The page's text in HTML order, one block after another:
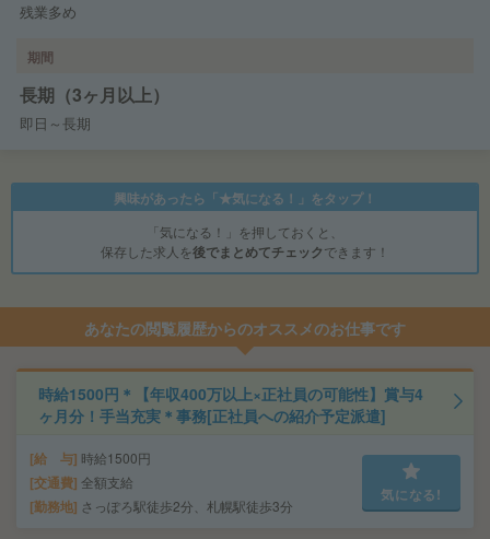
残業多め
期間
長期（3ヶ月以上）
即日～長期
興味があったら「★気になる！」をタップ！
「気になる！」を押しておくと、
保存した求人を後でまとめてチェックできます！
あなたの閲覧履歴からのオススメのお仕事です
時給1500円＊【年収400万以上×正社員の可能性】賞与4
ヶ月分！手当充実＊事務[正社員への紹介予定派遣]
給 与 時給1500円
交通費 全額支給
勤務地 さっぽろ駅徒歩2分、札幌駅徒歩3分
気になる!